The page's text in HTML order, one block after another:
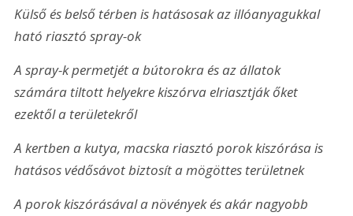
Külső és belső térben is hatásosak az illóanyagukkal
ható riasztó spray-ok
A spray-k permetjét a bútorokra és az állatok
számára tiltott helyekre kiszórva elriasztják őket
ezektől a területekről
A kertben a kutya, macska riasztó porok kiszórása is
hatásos védősávot biztosít a mögöttes területnek
A porok kiszórásával a növények és akár nagyobb